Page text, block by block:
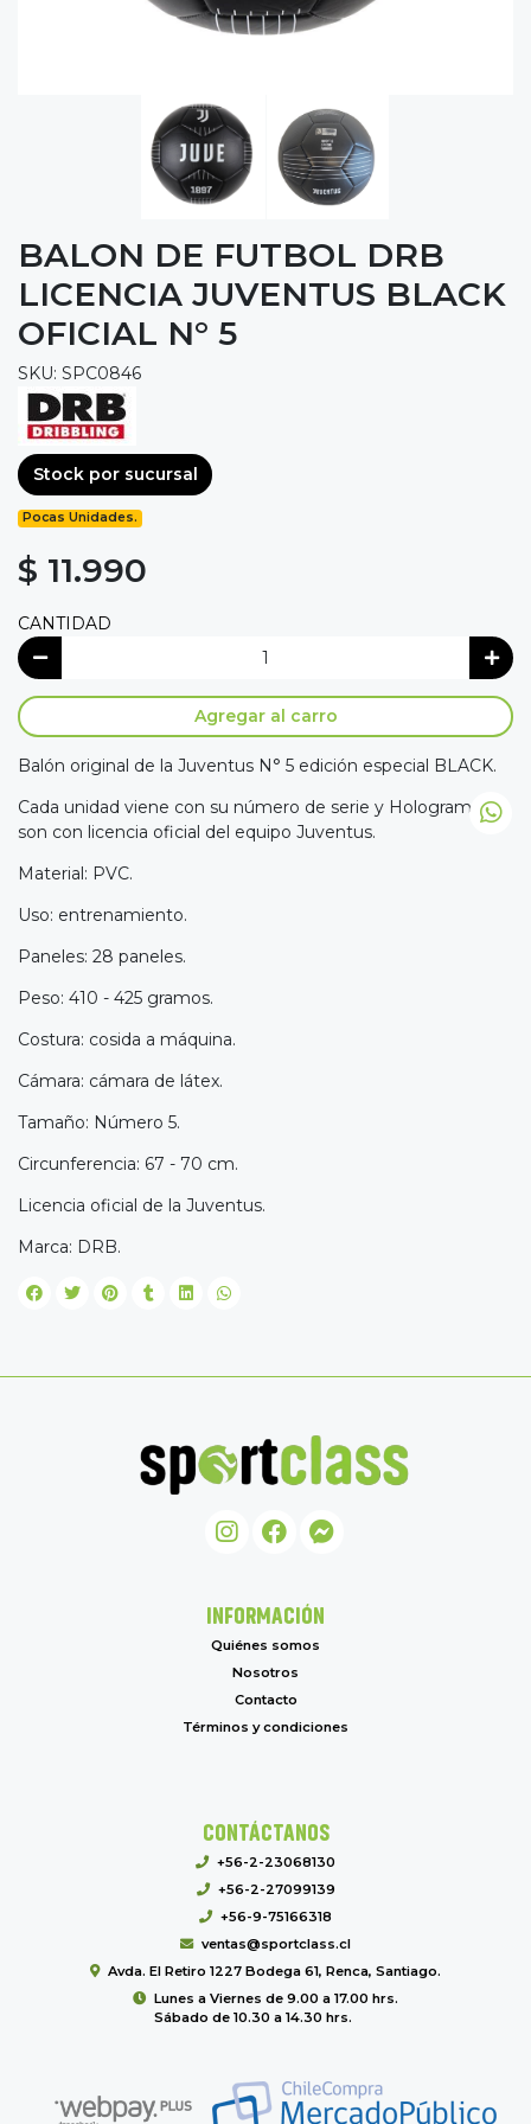
BALON DE FUTBOL DRB
LICENCIA JUVENTUS BLACK
OFICIAL N° 5
SKU: SPC0846
Stock por sucursal
Pocas Unidades.
$ 11.990
CANTIDAD
Agregar al carro
Balón original de la Juventus N° 5 edición especial BLACK.
Cada unidad viene con su número de serie y Holograma,
son con licencia oficial del equipo Juventus.
Material: PVC.
Uso: entrenamiento.
Paneles: 28 paneles.
Peso: 410 - 425 gramos.
Costura: cosida a máquina.
Cámara: cámara de látex.
Tamaño: Número 5.
Circunferencia: 67 - 70 cm.
Licencia oficial de la Juventus.
Marca: DRB.
INFORMACIÓN
Quiénes somos
Nosotros
Contacto
Términos y condiciones
CONTÁCTANOS
+56-2-23068130
+56-2-27099139
+56-9-75166318
ventas@sportclass.cl
Avda. El Retiro 1227 Bodega 61, Renca, Santiago.
Lunes a Viernes de 9.00 a 17.00 hrs.
Sábado de 10.30 a 14.30 hrs.